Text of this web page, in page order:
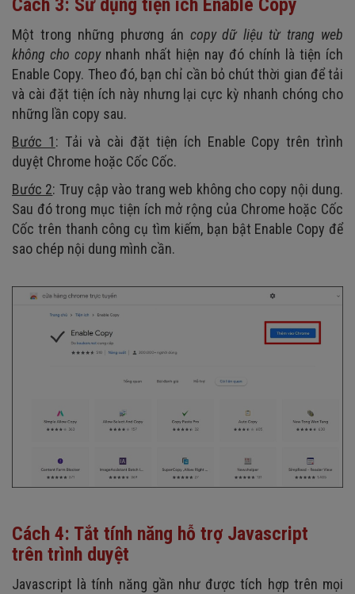
Cách 3: Sử dụng tiện ích Enable Copy
Một trong những phương án copy dữ liệu từ trang web
không cho copy nhanh nhất hiện nay đó chính là tiện ích
Enable Copy. Theo đó, bạn chỉ cần bỏ chút thời gian để tải
và cài đặt tiện ích này nhưng lại cực kỳ nhanh chóng cho
những lần copy sau.
Bước 1: Tải và cài đặt tiện ích Enable Copy trên trình
duyệt Chrome hoặc Cốc Cốc.
Bước 2: Truy cập vào trang web không cho copy nội dung.
Sau đó trong mục tiện ích mở rộng của Chrome hoặc Cốc
Cốc trên thanh công cụ tìm kiếm, bạn bật Enable Copy để
sao chép nội dung mình cần.
Cách 4: Tắt tính năng hỗ trợ Javascript
trên trình duyệt
Javascript là tính năng gần như được tích hợp trên mọi